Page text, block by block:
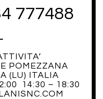
777488
POMEZZANA
(LU) ITALIA
14:30 – 18:30